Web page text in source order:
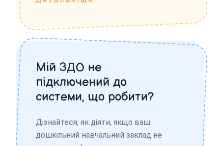
Мій ЗДО не
підключений до
системи, що робити?
Дізнайтеся, як діяти, якщо ваш
дошкільний навчальний заклад не